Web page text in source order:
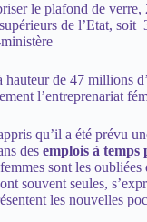
le plafond de
de l’Etat, soit
hauteur de 47 millions
l’entreprenariat
qu’il a été prévu
des emplois à temps
sont les oubliées
souvent seules,
les nouvelles